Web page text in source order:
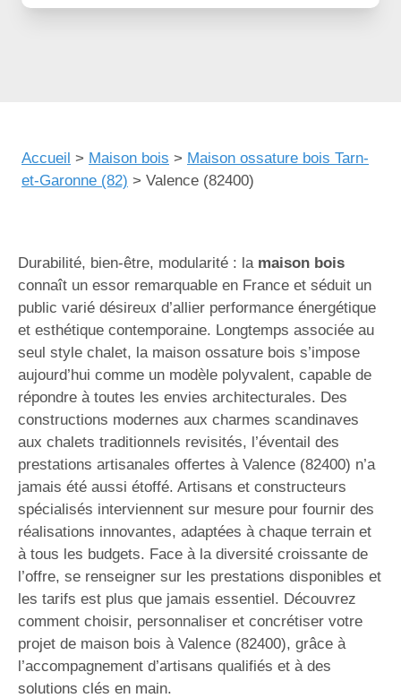
Accueil > Maison bois > Maison ossature bois Tarn-
et-Garonne (82) > Valence (82400)
Durabilité, bien-être, modularité : la maison bois
connaît un essor remarquable en France et séduit un
public varié désireux d’allier performance énergétique
et esthétique contemporaine. Longtemps associée au
seul style chalet, la maison ossature bois s’impose
aujourd’hui comme un modèle polyvalent, capable de
répondre à toutes les envies architecturales. Des
constructions modernes aux charmes scandinaves
aux chalets traditionnels revisités, l’éventail des
prestations artisanales offertes à Valence (82400) n’a
jamais été aussi étoffé. Artisans et constructeurs
spécialisés interviennent sur mesure pour fournir des
réalisations innovantes, adaptées à chaque terrain et
à tous les budgets. Face à la diversité croissante de
l’offre, se renseigner sur les prestations disponibles et
les tarifs est plus que jamais essentiel. Découvrez
comment choisir, personnaliser et concrétiser votre
projet de maison bois à Valence (82400), grâce à
l’accompagnement d’artisans qualifiés et à des
solutions clés en main.